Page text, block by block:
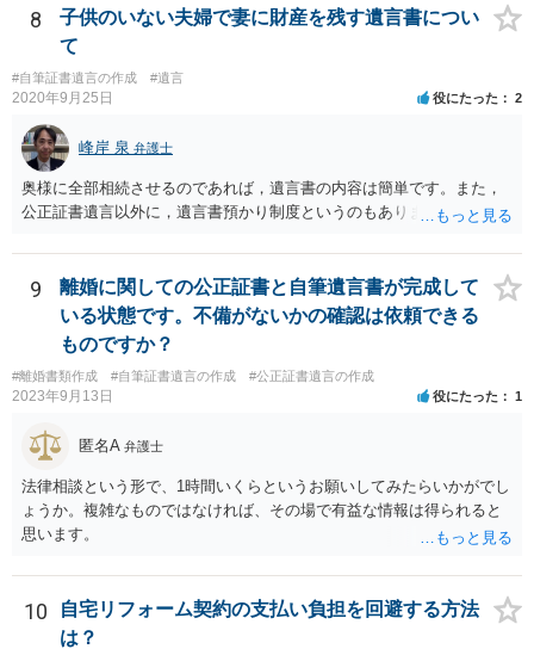
は、相続人間で遺産分割協議により決める必要があります）。
8
子供のいない夫婦で妻に財産を残す遺言書につい
て
#自筆証書遺言の作成 #遺言
2020年9月25日 役にたった 2
峰岸 泉 弁護士
奥様に全部相続させるのであれば，遺言書の内容は簡単です。また，
公正証書遺言以外に，遺言書預かり制度というのもあります。
9
離婚に関しての公正証書と自筆遺言書が完成して
いる状態です。不備がないかの確認は依頼できる
ものですか？
#離婚書類作成 #自筆証書遺言の作成 #公正証書遺言の作成
2023年9月13日 役にたった 1
匿名A 弁護士
法律相談という形で、1時間いくらというお願いしてみたらいかがでし
ょうか。複雑なものではなければ、その場で有益な情報は得られると
思います。
10
自宅リフォーム契約の支払い負担を回避する方法
は？